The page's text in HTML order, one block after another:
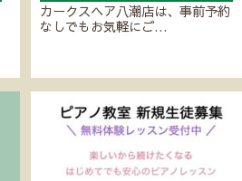
カークスヘア八潮店は、事前予約
なしでもお気軽にご…